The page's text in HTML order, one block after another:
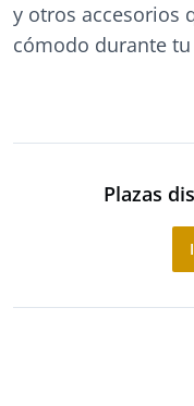
y otros accesorios
cómodo durante
Plazas